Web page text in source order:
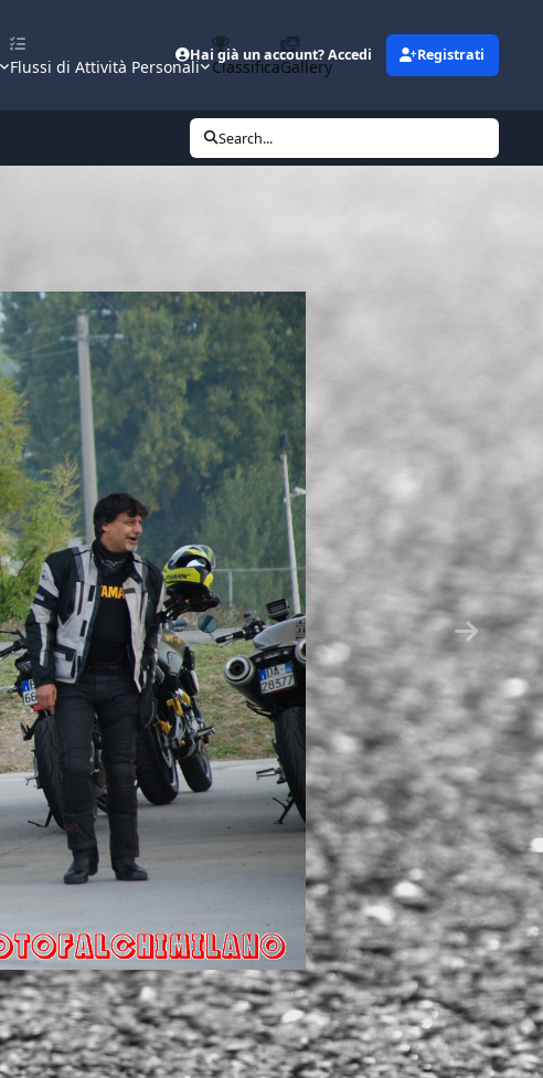
Flussi di Attività Personali ClassificaGallery
Hai già un account? Accedi Registrati
Search...